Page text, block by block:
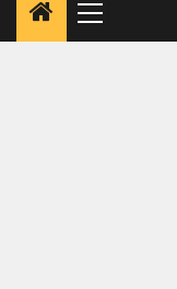
Primary
Menu